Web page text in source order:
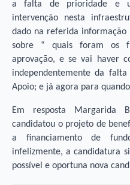
a falta de prioridade e
intervenção nesta
dado na referida
sobre “ quais foram os
aprovação, e se vai haver
independentemente da
Apoio; e já agora para
Em resposta Margarida
candidatou o projeto de
a financiamento de
infelizmente, a candidatura
possível e oportuna nova